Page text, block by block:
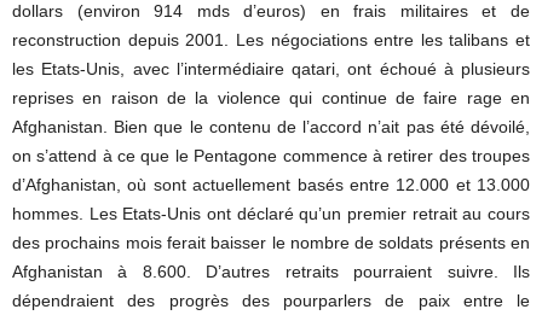
dollars (environ 914 mds d’euros) en frais militaires et de
reconstruction depuis 2001. Les négociations entre les talibans et
les Etats-Unis, avec l’intermédiaire qatari, ont échoué à plusieurs
reprises en raison de la violence qui continue de faire rage en
Afghanistan. Bien que le contenu de l’accord n’ait pas été dévoilé,
on s’attend à ce que le Pentagone commence à retirer des troupes
d’Afghanistan, où sont actuellement basés entre 12.000 et 13.000
hommes. Les Etats-Unis ont déclaré qu’un premier retrait au cours
des prochains mois ferait baisser le nombre de soldats présents en
Afghanistan à 8.600. D’autres retraits pourraient suivre. Ils
dépendraient des progrès des pourparlers de paix entre le